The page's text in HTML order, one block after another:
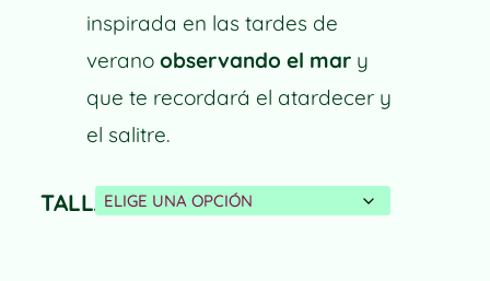
inspirada en las tardes de
verano observando el mary
que te recordará el atardecer y
el salitre.
TALLA